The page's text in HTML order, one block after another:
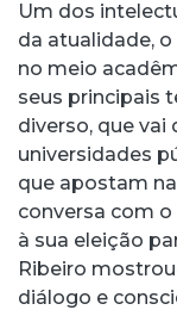
Um dos
da atualidade,
no meio
seus principais
diverso, que
universidades
que apostam
conversa com o
à sua eleição
Ribeiro
diálogo e